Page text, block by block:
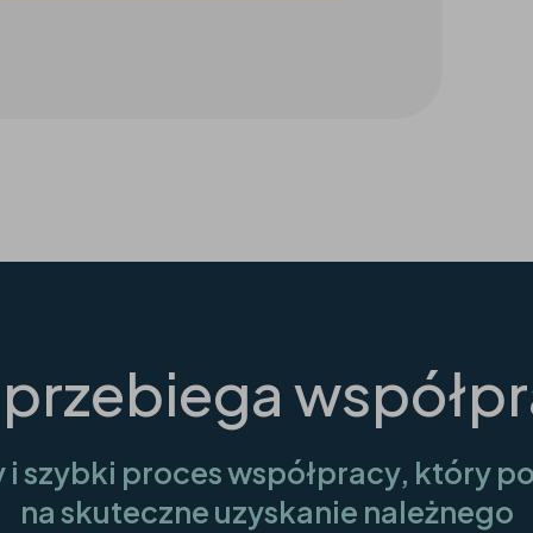
przebiega
i szybki proces współpracy, który
na skuteczne uzyskanie należnego